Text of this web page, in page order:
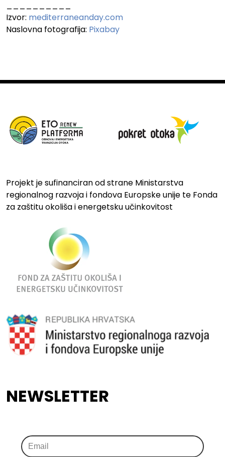
Izvor: mediterraneanday.com
Naslovna fotografija: Pixabay
Projekt je sufinanciran od strane Ministarstva
regionalnog razvoja i fondova Europske unije te Fonda
za zaštitu okoliša i energetsku učinkovitost
NEWSLETTER